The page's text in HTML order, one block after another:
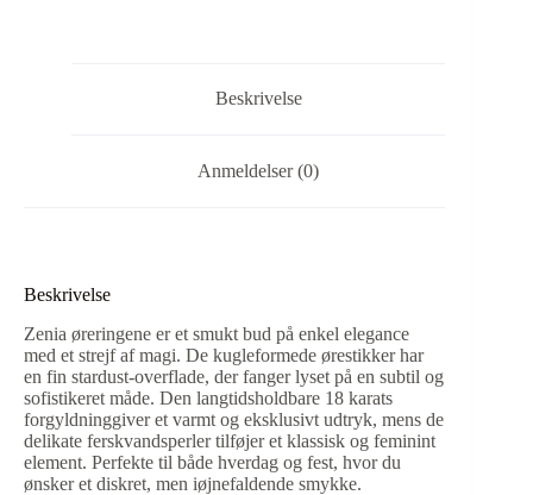
Beskrivelse
Anmeldelser (0)
Beskrivelse
Zenia øreringene er et smukt bud på enkel elegance
med et strejf af magi. De kugleformede ørestikker har
en fin stardust-overflade, der fanger lyset på en subtil og
sofistikeret måde. Den langtidsholdbare 18 karats
forgyldninggiver et varmt og eksklusivt udtryk, mens de
delikate ferskvandsperler tilføjer et klassisk og feminint
element. Perfekte til både hverdag og fest, hvor du
ønsker et diskret, men iøjnefaldende smykke.